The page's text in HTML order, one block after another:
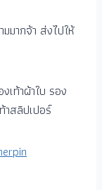
มากจ้า ส่งไปให้
เท้าผ้าใบ รอง
าสลิปเปอร์